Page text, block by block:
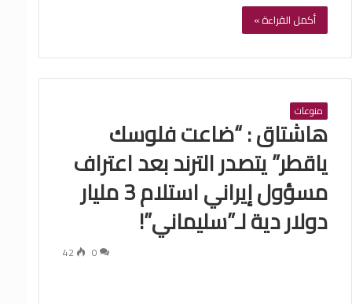
أكمل القراءة »
منوعات
هاشتاق : “ضاعت فلوسك
ياقطر” يتصدر الترند بعد اعتراف
مسؤول إيراني استلام 3 مليار
دولار دية لـ”سليماني”!
0
42